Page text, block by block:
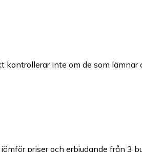
inte om de som
priser och erbjudande från 3